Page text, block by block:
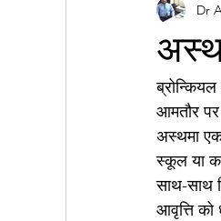
Dr
आमतौर
अस्थमा
स्कूल या
साथ-साथ
आवृत्ति को